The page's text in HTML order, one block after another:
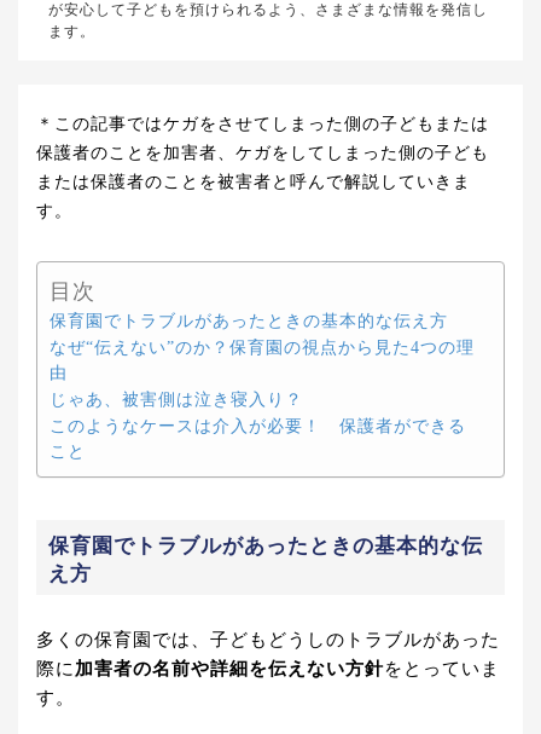
が安心して子どもを預けられるよう、さまざまな情報を発信し
ます。
＊この記事ではケガをさせてしまった側の子どもまたは
保護者のことを加害者、ケガをしてしまった側の子ども
または保護者のことを被害者と呼んで解説していきま
す。
目次
保育園でトラブルがあったときの基本的な伝え方
なぜ“伝えない”のか？保育園の視点から見た4つの理
由
じゃあ、被害側は泣き寝入り？
このようなケースは介入が必要！ 保護者ができる
こと
保育園でトラブルがあったときの基本的な伝
え方
多くの保育園では、子どもどうしのトラブルがあった
際に加害者の名前や詳細を伝えない方針をとっていま
す。